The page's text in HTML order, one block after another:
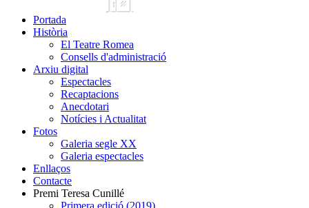
Portada
Història
El Teatre Romea
Consells d'administració
Arxiu digital
Espectacles
Recaptacions
Anecdotari
Notícies i Actualitat
Fotos
Galeria segle XX
Galeria espectacles
Enllaços
Contacte
Premi Teresa Cunillé
Primera edició (2019)